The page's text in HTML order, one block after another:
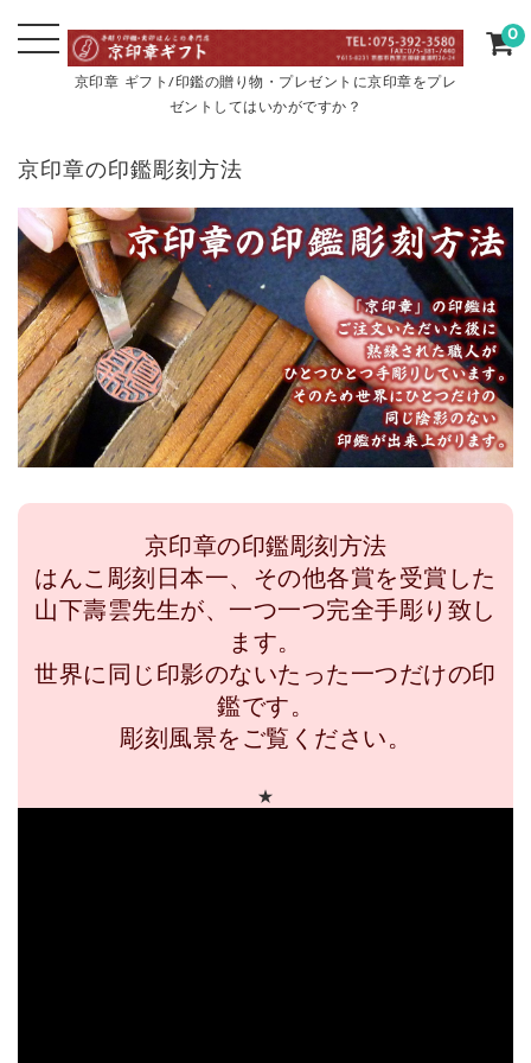
京印章 ギフト/印鑑の贈り物・プレゼントに京印章をプレ
ゼントしてはいかがですか？
0
京印章の印鑑彫刻方法
京印章の印鑑彫刻方法
はんこ彫刻日本一、その他各賞を受賞した
山下壽雲先生が、一つ一つ完全手彫り致し
ます。
世界に同じ印影のないたった一つだけの印
鑑です。
彫刻風景をご覧ください。
★